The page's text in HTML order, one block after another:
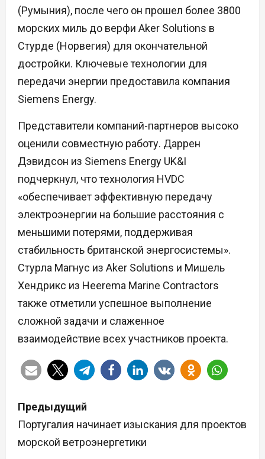
(Румыния), после чего он прошел более 3800
морских миль до верфи Aker Solutions в
Стурде (Норвегия) для окончательной
достройки. Ключевые технологии для
передачи энергии предоставила компания
Siemens Energy.
Представители компаний-партнеров высоко
оценили совместную работу. Даррен
Дэвидсон из Siemens Energy UK&I
подчеркнул, что технология HVDC
«обеспечивает эффективную передачу
электроэнергии на большие расстояния с
меньшими потерями, поддерживая
стабильность британской энергосистемы».
Стурла Магнус из Aker Solutions и Мишель
Хендрикс из Heerema Marine Contractors
также отметили успешное выполнение
сложной задачи и слаженное
взаимодействие всех участников проекта.
Н
а
в
Предыдущий
Португалия начинает изыскания для проектов
морской ветроэнергетики